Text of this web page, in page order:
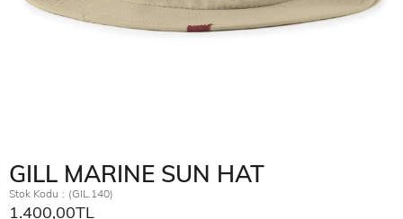
GILL MARINE SUN HAT
Stok Kodu (GIL.140)
1.400,00TL